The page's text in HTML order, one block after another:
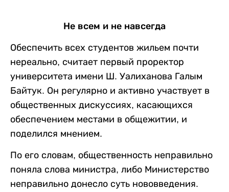
Не всем и не навсегда
Обеспечить всех студентов жильем почти
нереально, считает первый проректор
университета имени Ш. Уалиханова Галым
Байтук. Он регулярно и активно участвует в
общественных дискуссиях, касающихся
обеспечением местами в общежитии, и
поделился мнением.
По его словам, общественность неправильно
поняла слова министра, либо Министерство
неправильно донесло суть нововведения.